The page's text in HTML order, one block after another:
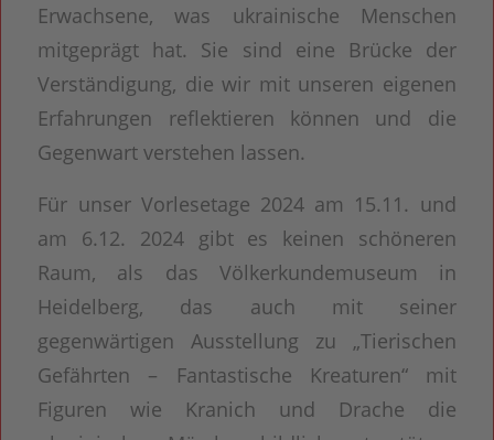
Erwachsene, was ukrainische Menschen
mitgeprägt hat. Sie sind eine Brücke der
Verständigung, die wir mit unseren eigenen
Erfahrungen reflektieren können und die
Gegenwart verstehen lassen.
Für unser Vorlesetage 2024 am 15.11. und
am 6.12. 2024 gibt es keinen schöneren
Raum, als das Völkerkundemuseum in
Heidelberg, das auch mit seiner
gegenwärtigen Ausstellung zu „Tierischen
Gefährten – Fantastische Kreaturen“ mit
Figuren wie Kranich und Drache die